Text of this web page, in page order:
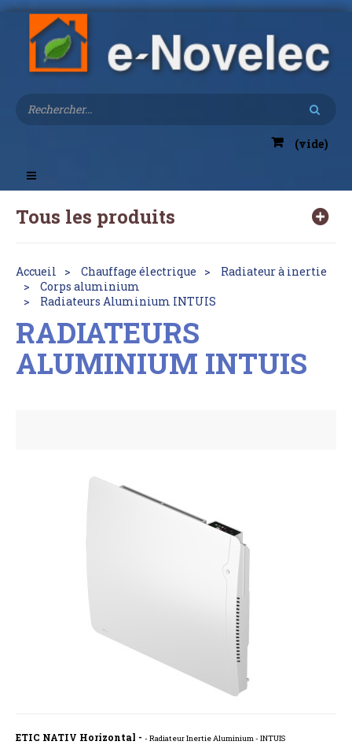
(vide)
Toggle
navigation
Tous les produits
Accueil Chauffage électrique
Radiateur à inertie
Corps aluminium
Radiateurs Aluminium INTUIS
RADIATEURS
ALUMINIUM INTUIS
ETIC NATIV Horizontal - - Radiateur Inertie Aluminium - INTUIS